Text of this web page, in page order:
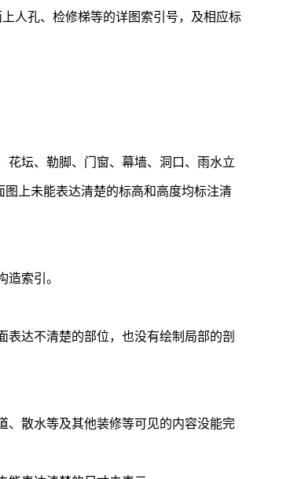
人孔、检修梯等的详图索引号，及相应标
花坛、勒脚、门窗、幕墙、洞口、雨水立
上未能表达清楚的标高和高度均标注清
索引。
达不清楚的部位，也没有绘制局部的剖
、散水等及其他装修等可见的内容没能完